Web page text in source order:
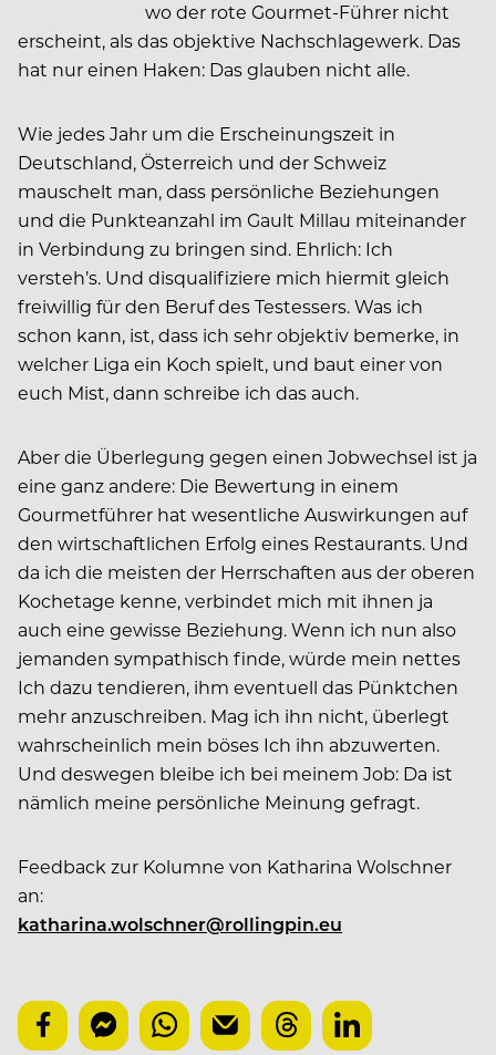
wo der rote Gourmet-Führer nicht
erscheint, als das objektive Nachschlagewerk. Das
hat nur einen Haken: Das glauben nicht alle.
Wie jedes Jahr um die Erscheinungszeit in
Deutschland, Österreich und der Schweiz
mauschelt man, dass persönliche Beziehungen
und die Punkteanzahl im Gault Millau miteinander
in Verbindung zu bringen sind. Ehrlich: Ich
versteh’s. Und disqualifiziere mich hiermit gleich
freiwillig für den Beruf des Testessers. Was ich
schon kann, ist, dass ich sehr objektiv bemerke, in
welcher Liga ein Koch spielt, und baut einer von
euch Mist, dann schreibe ich das auch.
Aber die Überlegung gegen einen Jobwechsel ist ja
eine ganz andere: Die Bewertung in einem
Gourmetführer hat wesentliche Auswirkungen auf
den wirtschaftlichen Erfolg eines Restaurants. Und
da ich die meisten der Herrschaften aus der oberen
Kochetage kenne, verbindet mich mit ihnen ja
auch eine gewisse Beziehung. Wenn ich nun also
jemanden sympathisch finde, würde mein nettes
Ich dazu tendieren, ihm eventuell das Pünktchen
mehr anzuschreiben. Mag ich ihn nicht, überlegt
wahrscheinlich mein böses Ich ihn abzuwerten.
Und deswegen bleibe ich bei meinem Job: Da ist
nämlich meine persönliche Meinung gefragt.
Feedback zur Kolumne von Katharina Wolschner
an:
katharina.wolschner@rollingpin.eu